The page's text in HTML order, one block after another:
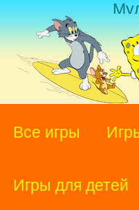
Все игры
Игры для детей